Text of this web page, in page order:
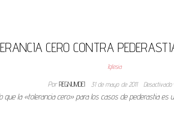
CERO CONTRA
Iglesia
Por REGNUMDEI 31 de mayo de 2011 Desactivado
que la «tolerancia cero» para los casos de pederastia es